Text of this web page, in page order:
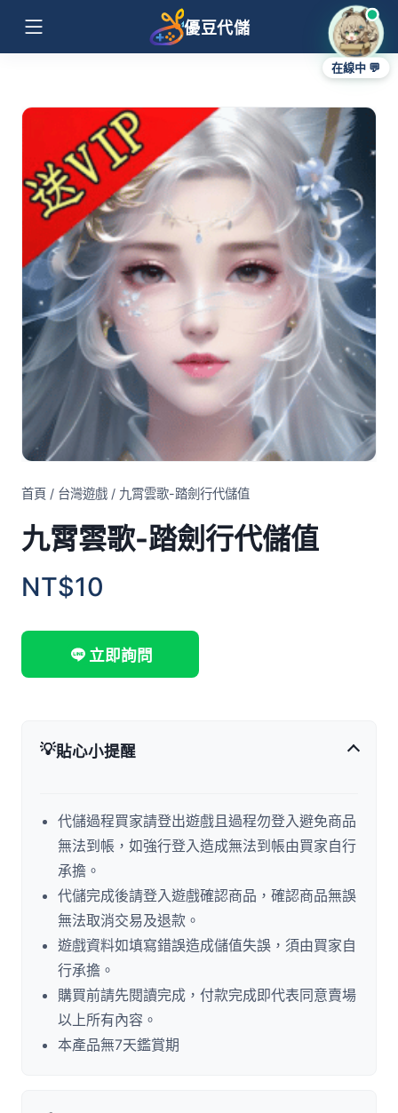
優豆代儲
首頁 / 台灣遊戲 / 九霄雲歌-踏劍行代儲值
九霄雲歌-踏劍行代儲值
NT$10
立即詢問
💡貼心小提醒
代儲過程買家請登出遊戲且過程勿登入避免商品
無法到帳，如強行登入造成無法到帳由買家自行
承擔。
代儲完成後請登入遊戲確認商品，確認商品無誤
無法取消交易及退款。
遊戲資料如填寫錯誤造成儲值失誤，須由買家自
行承擔。
購買前請先閱讀完成，付款完成即代表同意賣場
以上所有內容。
本產品無7天鑑賞期
在線中 💬